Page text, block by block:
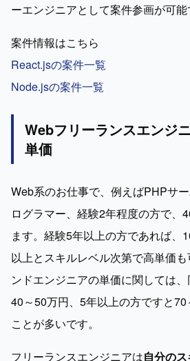
ーエンジニアとして案件参画が可能
React.jsの案件一覧
Node.jsの案件一覧
Webフリーランスエンジ
単価
Web系のお仕事で、例えばPHPサ
ログラマー、経験2年程度の方で、
ます。経験5年以上の方であれば、
以上とスキルレベル次第で高単価
ンドエンジニアの単価に関しては
40～50万円、5年以上の方ですと
ことが多いです。
フリーランスエンジニアは自分の